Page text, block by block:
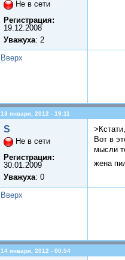
Не в сети
Регистрация:
19.12.2008
Уважуха: 2
Вверх
13 января, 2012 - 19:11
S
Не в сети
Регистрация:
30.01.2009
Уважуха: 0
Вот в
мысли
жена
Вверх
14 января, 2012 - 00:54